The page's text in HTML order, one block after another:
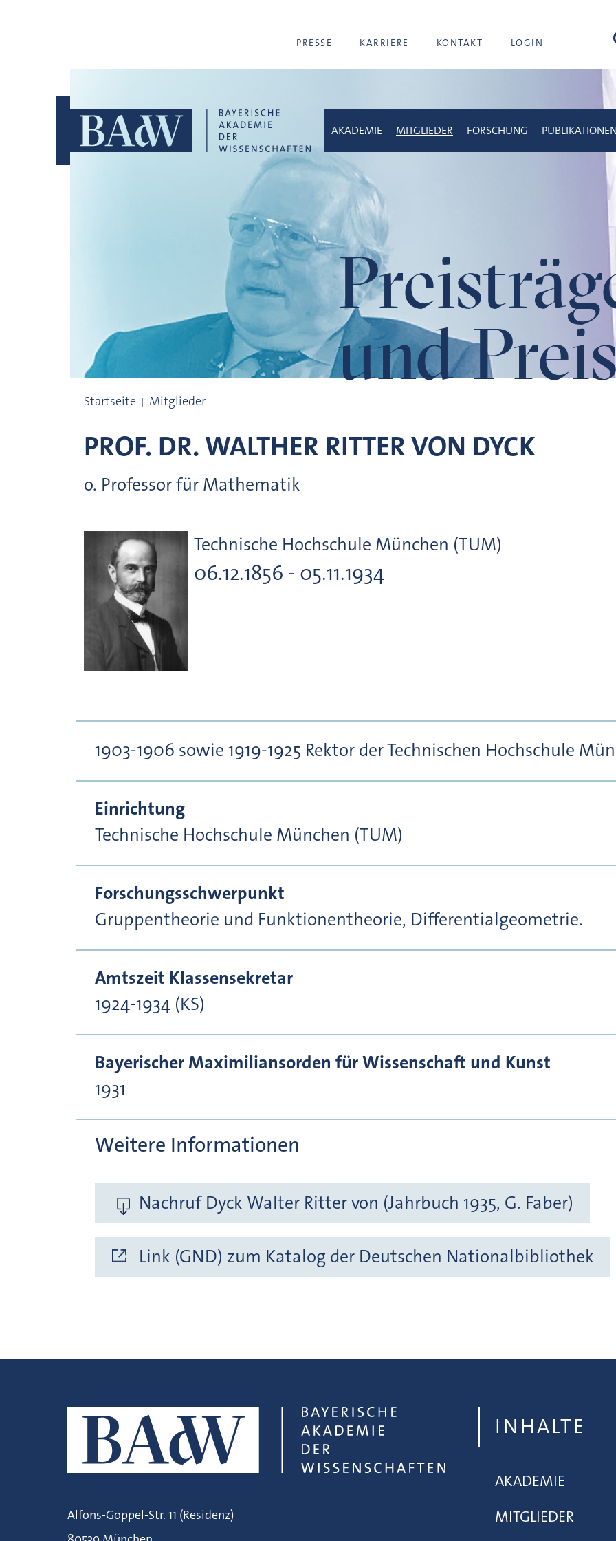
PRESSE KARRIERE KONTAKT LOGIN
und
AKADEMIE MITGLIEDER FORSCHUNG PUBLIKATIONEN
Startseite Mitglieder
PROF. DR.WALTHER RITTER VON DYCK
o. Professor für Mathematik
Technische Hochschule München (TUM)
06.12.1856 - 05.11.1934
1903-1906 sowie 1919-1925 Rektor der Technischen Hochschule
Einrichtung
Technische Hochschule München (TUM)
Forschungsschwerpunkt
Gruppentheorie und Funktionentheorie, Differentialgeometrie.
Amtszeit Klassensekretar
1924-1934 (KS)
Bayerischer Maximiliansorden für Wissenschaft und Kunst
1931
Weitere Informationen
Nachruf Dyck Walter Ritter von (Jahrbuch 1935, G. Faber)
Link (GND) zum Katalog der Deutschen Nationalbibliothek
Alfons-Goppel-Str. 11 (Residenz)
INHALTE
AKADEMIE
MITGLIEDER